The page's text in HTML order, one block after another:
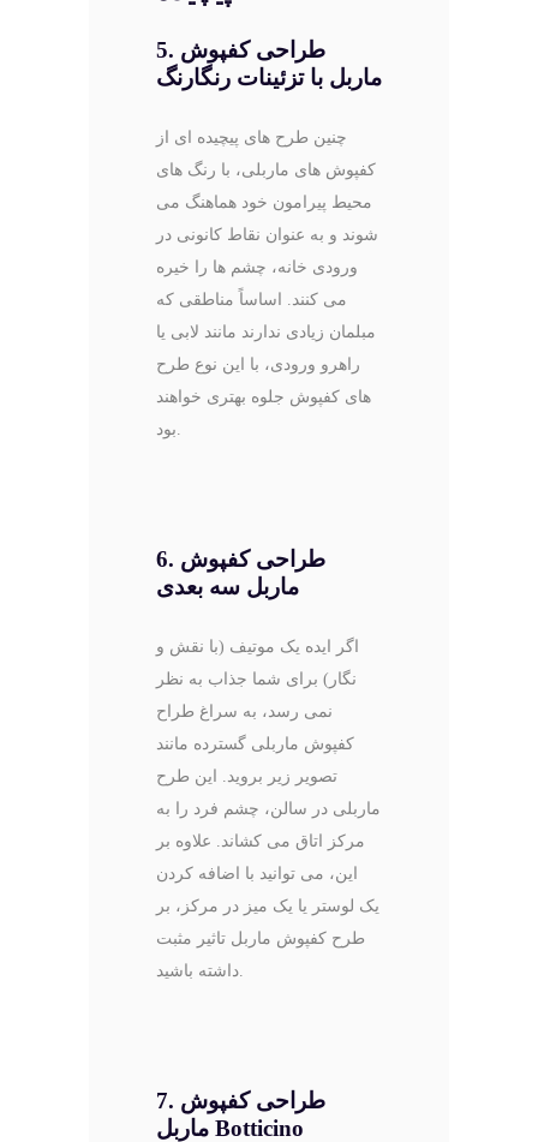
5. طراحی کفپوش
ماربل با تزئینات رنگارنگ
چنین طرح ‌های پیچیده ‌ای از
کفپوش ‌های ماربلی، با رنگ های
محیط پیرامون خود هماهنگ می
شوند و به عنوان نقاط کانونی در
ورودی خانه، چشم ها را خیره
می کنند. اساساً مناطقی که
مبلمان زیادی ندارند مانند لابی یا
راهرو ورودی، با این نوع طرح
های کفپوش جلوه بهتری خواهند
6. طراحی کفپوش
ماربل سه بعدی
اگر ایده یک موتیف (با نقش و
نگار) برای شما جذاب به نظر
نمی رسد، به سراغ طراح
کفپوش ماربلی گسترده مانند
تصویر زیر بروید. این طرح
ماربلی در سالن، چشم فرد را به
مرکز اتاق می کشاند. علاوه بر
این، می توانید با اضافه کردن
یک لوستر یا یک میز در مرکز، بر
طرح کفپوش ماربل تاثیر مثبت
7. طراحی کفپوش
Botticino